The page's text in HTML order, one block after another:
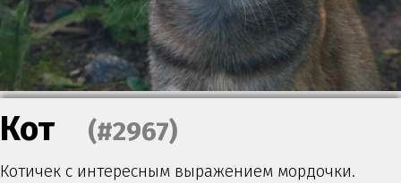
Кот (#2967)
Котичек с интересным выражением мордочки.